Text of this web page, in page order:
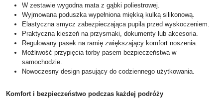
W zestawie wygodna mata z gąbki poliestrowej.
Wyjmowana poduszka wypełniona miękką kulką silikonową.
Elastyczna smycz zabezpieczająca pupila przed wyskoczeniem.
Praktyczna kieszeń na przysmaki, dokumenty lub akcesoria.
Regulowany pasek na ramię zwiększający komfort noszenia.
Możliwość przypięcia torby pasem bezpieczeństwa w
samochodzie.
Nowoczesny design pasujący do codziennego użytkowania.
Komfort i bezpieczeństwo podczas każdej podróży